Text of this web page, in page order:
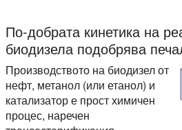
По-добрата кинетика на
биодизела подобрява
Производството на биодизел от
нефт, метанол (или етанол) и
катализатор е прост химичен
процес, наречен